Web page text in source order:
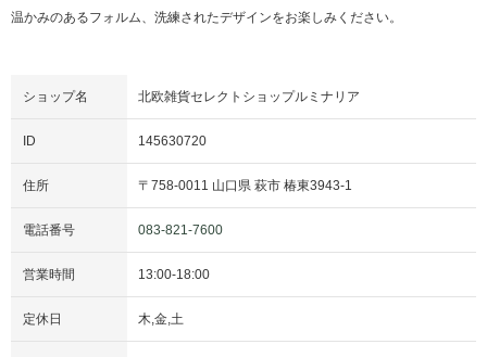
温かみのあるフォルム、洗練されたデザインをお楽しみください。
ショップ名 北欧雑貨セレクトショップルミナリア
ID 145630720
住所 〒 758-0011 山口県 萩市 椿東3943-1
電話番号 083-821-7600
営業時間 13:00-18:00
定休日 木,金,土